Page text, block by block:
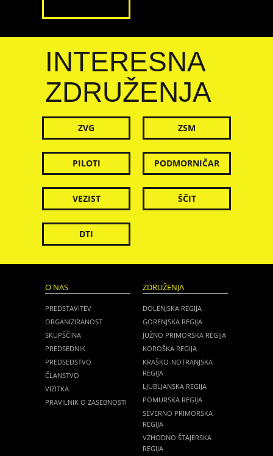
INTERESNA
ZDRUŽENJA
ZVG ZSM
PILOTI PODMORNIČAR
VEZIST ŠČIT
DTI
O NAS
PREDSTAVITEV
ORGANIZIRANOST
SKUPŠČINA
PREDSEDNIK
PREDSEDSTVO
ČLANSTVO
VIZITKA
PRAVILNIK O ZASEBNOSTI
ZDRUŽENJA
DOLENJSKA REGIJA
GORENJSKA REGIJA
JUŽNO PRIMORSKA REGIJA
KOROŠKA REGIJA
KRAŠKO-NOTRANJSKA
REGIJA
LJUBLJANSKA REGIJA
POMURSKA REGIJA
SEVERNO PRIMORSKA
REGIJA
VZHODNO ŠTAJERSKA
REGIJA